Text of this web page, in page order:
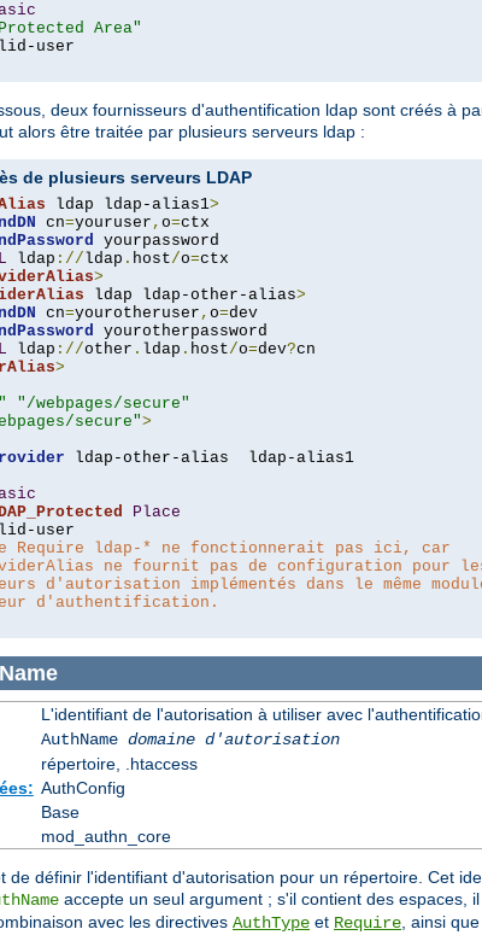
Area"
deux fournisseurs d'authentification ldap sont créés à
alors être traitée par plusieurs serveurs ldap :
de plusieurs serveurs LDAP
ldap ldap-alias1>
cn=youruser , o=ctx
yourpassword
ldap ://ldap . host/o=ctx
>
ldap ldap-other-alias>
cn=yourotheruser , o=dev
yourotherpassword
ldap ://other . ldap . host/o=dev?
>
"/webpages/secure"
secure">
ldap-other-alias  ldap-alias1
Place
user
Require ldap-* ne fonctionnerait pas ici, car
ne fournit pas de configuration pour
d'autorisation implémentés dans le même
d'authentification.
L'identifiant de l'autorisation à utiliser avec
AuthName domaine d'autorisation
répertoire, .htaccess
AuthConfig
Base
mod_authn_core
de définir l'identifiant d'autorisation pour un répertoire. Cet
accepte un seul argument ; s'il contient des espaces,
avec les directives AuthType et Require, ainsi